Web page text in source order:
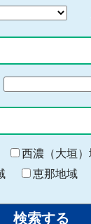
終
わ
り
西濃（大垣
恵那地域